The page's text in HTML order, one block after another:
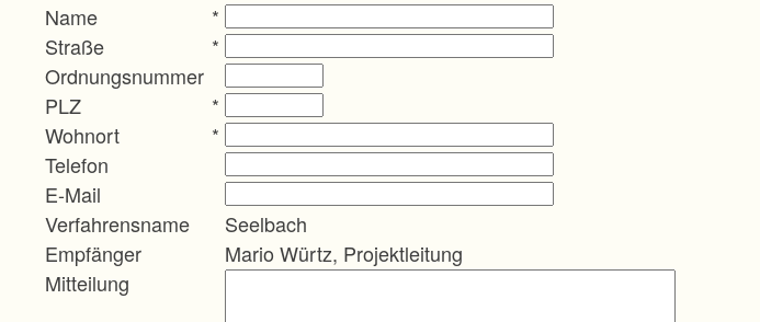
Name
*
Straße
*
Ordnungsnummer
PLZ
*
Wohnort
*
Telefon
E-Mail
Verfahrensname
Seelbach
Empfänger
Mario Würtz, Projektleitung
Mitteilung